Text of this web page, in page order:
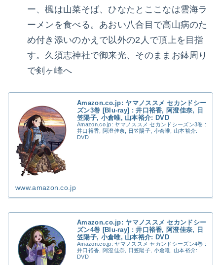
ー、楓は山菜そば、ひなたとここなは雲海ラ
ーメンを食べる。あおい八合目で高山病のた
め付き添いのかえで以外の2人で頂上を目指
す。久須志神社で御来光、そのままお鉢周り
で剣ヶ峰へ
Amazon.co.jp: ヤマノススメ セカンドシー
ズン3巻 [Blu-ray] : 井口裕香, 阿澄佳奈, 日
笠陽子, 小倉唯, 山本裕介: DVD
Amazon.co.jp: ヤマノススメ セカンドシーズン3巻 :
井口裕香, 阿澄佳奈, 日笠陽子, 小倉唯, 山本裕介:
DVD
www.amazon.co.jp
Amazon.co.jp: ヤマノススメ セカンドシー
ズン4巻 [Blu-ray] : 井口裕香, 阿澄佳奈, 日
笠陽子, 小倉唯, 山本裕介: DVD
Amazon.co.jp: ヤマノススメ セカンドシーズン4巻 :
井口裕香, 阿澄佳奈, 日笠陽子, 小倉唯, 山本裕介:
DVD